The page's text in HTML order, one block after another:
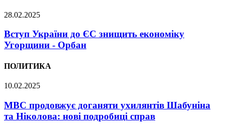
28.02.2025
Вступ України до ЄС знищить економіку
Угорщини - Орбан
ПОЛИТИКА
10.02.2025
МВС продовжує доганяти ухилянтів Шабуніна
та Ніколова: нові подробиці справ